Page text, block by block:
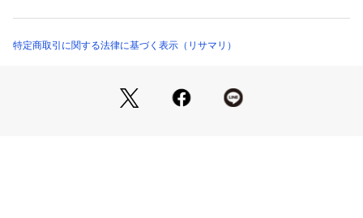
な、アイボリー・クリーム・ブルーの3色で展開しています。
『リサマリミラクル谷間ブラ』
ダブルパッドで2倍の寄せ上げ。前中心が浅めで胸元の開いた
特定商取引に関する法律に基づく表示（リサマリ）